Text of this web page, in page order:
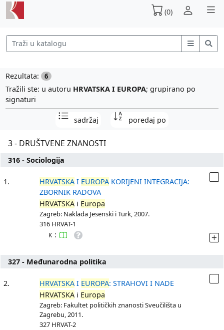
(0)
Rezultata: 6
Tražili ste: u autoru HRVATSKA I EUROPA; grupirano po
signaturi
sadržaj poredaj po
3 - DRUŠTVENE ZNANOSTI
316 - Sociologija
1. HRVATSKA I EUROPA KORIJENI INTEGRACIJA:
ZBORNIK RADOVA
HRVATSKA i Europa
Zagreb: Naklada Jesenski i Turk, 2007.
316 HRVAT-1
K :
327 - Međunarodna politika
2. HRVATSKA I EUROPA: STRAHOVI I NADE
HRVATSKA i Europa
Zagreb: Fakultet političkih znanosti Sveučilišta u
Zagrebu, 2011.
327 HRVAT-2